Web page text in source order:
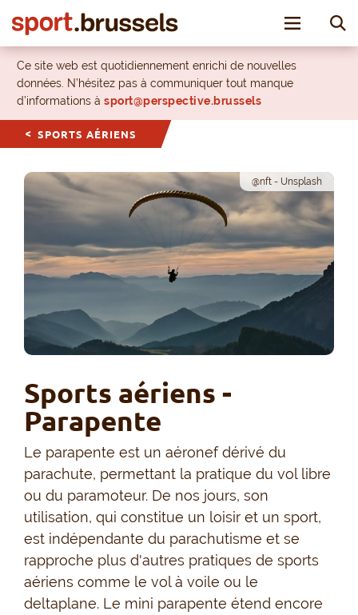
Toggle
Ce site web est quotidiennement enrichi de nouvelles
données. N’hésitez pas à communiquer tout manque
d’informations à sport@perspective.brussels
SPORTS AÉRIENS
@nft - Unsplash
Sports aériens -
Parapente
Le parapente est un aéronef dérivé du
parachute, permettant la pratique du vol libre
ou du paramoteur. De nos jours, son
utilisation, qui constitue un loisir et un sport,
est indépendante du parachutisme et se
rapproche plus d'autres pratiques de sports
aériens comme le vol à voile ou le
deltaplane. Le mini parapente étend encore